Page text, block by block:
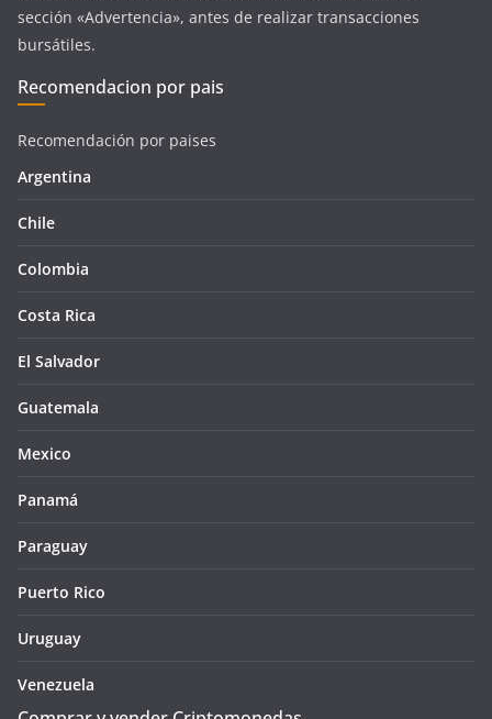
sección «Advertencia», antes de realizar transacciones
bursátiles.
Recomendacion por pais
Recomendación por paises
Argentina
Chile
Colombia
Costa Rica
El Salvador
Guatemala
Mexico
Panamá
Paraguay
Puerto Rico
Uruguay
Venezuela